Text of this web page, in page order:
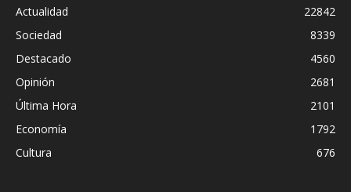
Actualidad
22842
Sociedad
8339
Destacado
4560
Opinión
2681
Última Hora
2101
Economía
1792
Cultura
676